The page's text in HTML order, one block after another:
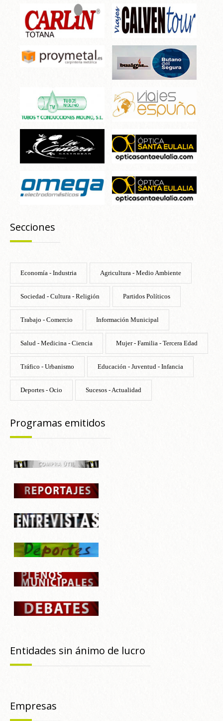
Secciones
Economía - Industria Agricultura - Medio Ambiente
Sociedad - Cultura - Religión Partidos Políticos
Trabajo - Comercio Información Municipal
Salud - Medicina - Ciencia Mujer - Familia - Tercera Edad
Tráfico - Urbanismo Educación - Juventud - Infancia
Deportes - Ocio Sucesos - Actualidad
Programas emitidos
Entidades sin ánimo de lucro
Empresas